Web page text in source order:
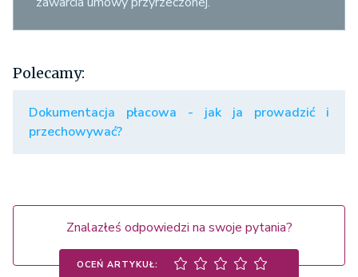
Polecamy:
Dokumentacja płacowa - jak ja prowadzić i
przechowywać?
Znalazłeś odpowiedzi na swoje pytania?
OCEŃ ARTYKUŁ: